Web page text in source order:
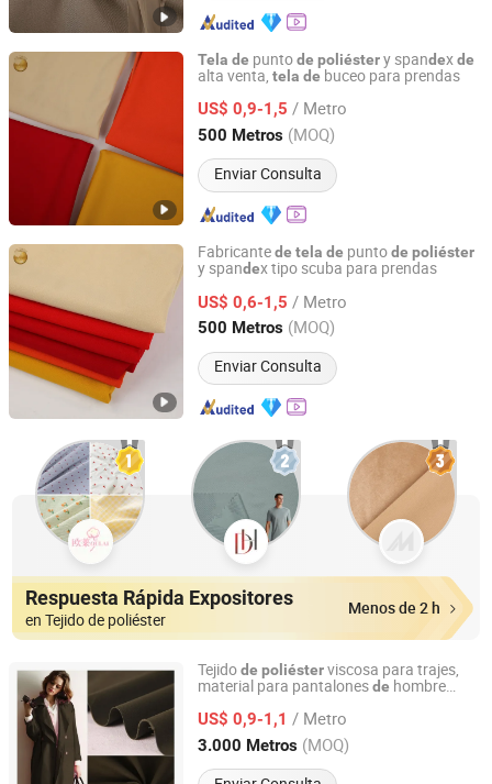
Tela de puntode poliéstery spandexde
alta venta, tela de buceo para prendas
US$ 0,9-1,5 / Metro
500 Metros (MOQ)
Enviar Consulta
Shaoxing Keqiao Huihong Textile Co., Ltd.
Zhejiang, China Desde 2025
Fabricantede tela de puntode poliéster
y spandex tipo scuba para prendas
US$ 0,6-1,5 / Metro
500 Metros (MOQ)
Enviar Consulta
Shaoxing Keqiao Huihong Textile Co., Ltd.
Zhejiang, China Desde 2025
Respuesta Rápida Expositores
en Tejido de poliéster
Menos de 2 h
Tejidode poliésterviscosa para trajes,
material para pantalonesde hombre
US$ 0,9-1,1 / Metro
3.000 Metros (MOQ)
Hebei Xingye Import and Export Trade Co., Ltd.
Hebei, China Desde 2025